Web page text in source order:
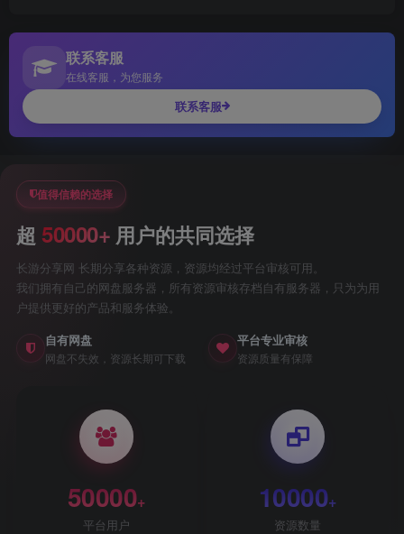
联系客服
在线客服，为您服务
联系客服
值得信赖的选择
超 50000+ 用户的共同选择
长游分享网 长期分享各种资源，资源均经过平台审核可用。
我们拥有自己的网盘服务器，所有资源审核存档自有服务器，只为为用
户提供更好的产品和服务体验。
自有网盘
网盘不失效，资源长期可下载
平台专业审核
资源质量有保障
50000+
平台用户
10000+
资源数量